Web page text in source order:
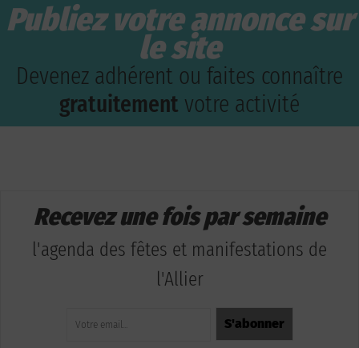
Publiez votre annonce sur
le site
Devenez adhérent ou faites connaître
gratuitement votre activité
Recevez une fois par semaine
l'agenda des fêtes et manifestations de
l'Allier